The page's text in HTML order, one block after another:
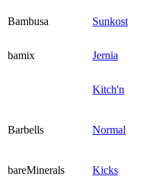
Bambusa Sunkost
bamix
Jernia
Kitch'n
Barbells Normal
bareMinerals Kicks